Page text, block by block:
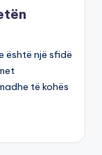
është një sfidë
të kohës